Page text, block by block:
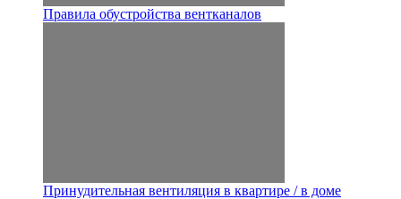
Правила обустройства вентканалов
Принудительная вентиляция в квартире / в доме